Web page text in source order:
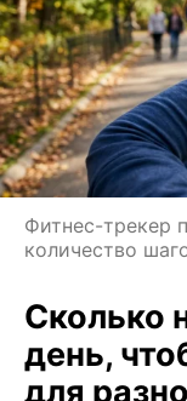
Фитнес-трекер
количество
Сколько
день,
для